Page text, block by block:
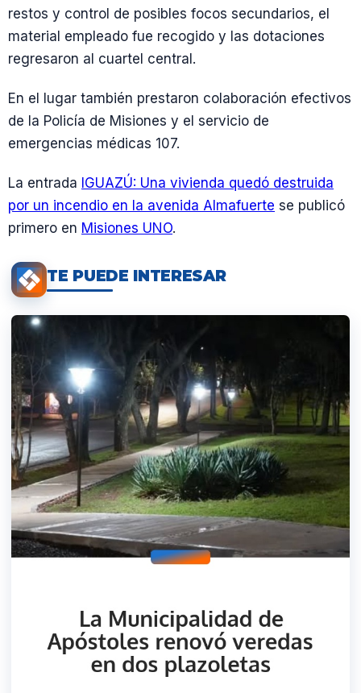
restos y control de posibles focos secundarios, el
material empleado fue recogido y las dotaciones
regresaron al cuartel central.
En el lugar también prestaron colaboración efectivos
de la Policía de Misiones y el servicio de
emergencias médicas 107.
La entrada IGUAZÚ: Una vivienda quedó destruida
por un incendio en la avenida Almafuerte se publicó
primero en Misiones UNO.
TE PUEDE INTERESAR